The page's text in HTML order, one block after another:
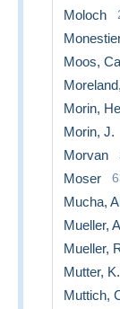
Moloch
Moos,
Morin,
Morin, J.
Morvan
Moser
Mucha,
Mueller,
Mueller,
Mutter, K.
Muttich,